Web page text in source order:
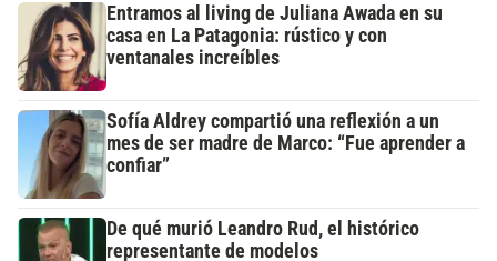
Entramos al living de Juliana Awada en su
casa en La Patagonia: rústico y con
ventanales increíbles
Sofía Aldrey compartió una reflexión a un
mes de ser madre de Marco: “Fue aprender a
confiar”
De qué murió Leandro Rud, el histórico
representante de modelos